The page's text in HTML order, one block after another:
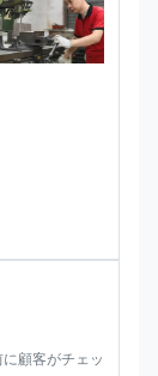
す.
顧客がチェッ